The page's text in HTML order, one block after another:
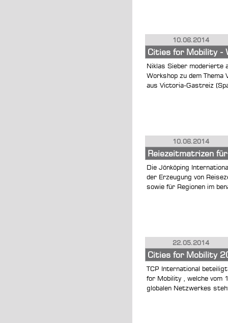
10.06.2014
Cities for Mobility -
Niklas Sieber moderierte
Workshop zu dem
aus Victoria-Gastreiz
10.06.2014
Reiezeitmatrizen
Die Jönköping
der Erzeugung von
sowie für Regionen im
22.05.2014
Cities for Mobility
TCP International
for Mobility , welche
globalen Netzwerkes